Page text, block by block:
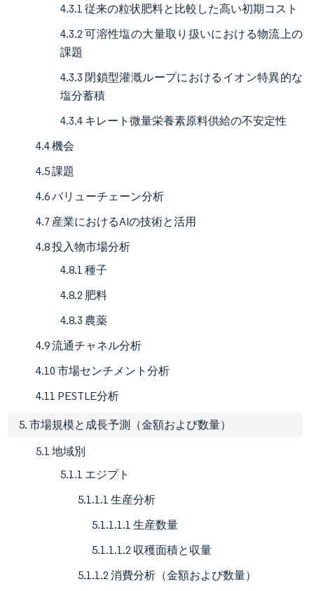
4.3.1 従来の粒状肥料と比較した高い初期コスト
4.3.2 可溶性塩の大量取り扱いにおける物流上の
課題
4.3.3 閉鎖型灌漑ループにおけるイオン特異的な
塩分蓄積
4.3.4 キレート微量栄養素原料供給の不安定性
4.4 機会
4.5 課題
4.6 バリューチェーン分析
4.7 産業におけるAIの技術と活用
4.8 投入物市場分析
4.8.1 種子
4.8.2 肥料
4.8.3 農薬
4.9 流通チャネル分析
4.10 市場センチメント分析
4.11 PESTLE分析
5. 市場規模と成長予測（金額および数量）
5.1 地域別
5.1.1 エジプト
5.1.1.1 生産分析
5.1.1.1.1 生産数量
5.1.1.1.2 収穫面積と収量
5.1.1.2 消費分析（金額および数量）